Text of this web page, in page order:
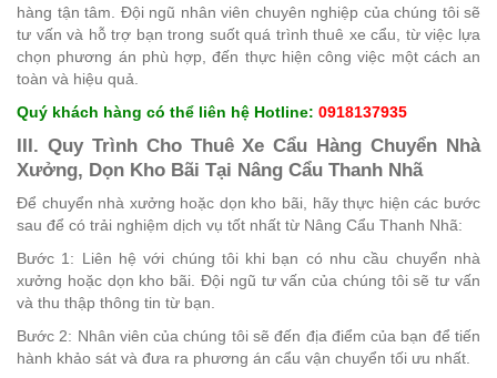
hàng tận tâm. Đội ngũ nhân viên chuyên nghiệp của chúng tôi sẽ
tư vấn và hỗ trợ bạn trong suốt quá trình thuê xe cẩu, từ việc lựa
chọn phương án phù hợp, đến thực hiện công việc một cách an
toàn và hiệu quả.
Quý khách hàng có thể liên hệ Hotline: 0918137935
III. Quy Trình Cho Thuê Xe Cẩu Hàng Chuyển Nhà
Xưởng, Dọn Kho Bãi Tại Nâng Cẩu Thanh Nhã
Để chuyển nhà xưởng hoặc dọn kho bãi, hãy thực hiện các bước
sau để có trải nghiệm dịch vụ tốt nhất từ Nâng Cẩu Thanh Nhã:
Bước 1: Liên hệ với chúng tôi khi bạn có nhu cầu chuyển nhà
xưởng hoặc dọn kho bãi. Đội ngũ tư vấn của chúng tôi sẽ tư vấn
và thu thập thông tin từ bạn.
Bước 2: Nhân viên của chúng tôi sẽ đến địa điểm của bạn để tiến
hành khảo sát và đưa ra phương án cẩu vận chuyển tối ưu nhất.